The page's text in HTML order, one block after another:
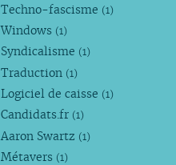
Techno-fascisme (1)
Windows (1)
Syndicalisme (1)
Traduction (1)
Logiciel de caisse (1)
Candidats.fr (1)
Aaron Swartz (1)
Métavers (1)